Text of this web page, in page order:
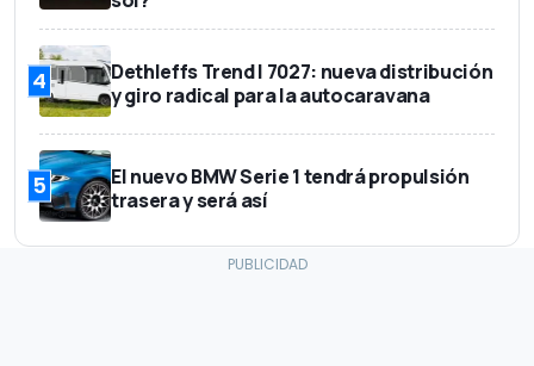
4
Dethleffs Trend I 7027: nueva distribución
y giro radical para la autocaravana
5
El nuevo BMW Serie 1 tendrá propulsión
trasera y será así